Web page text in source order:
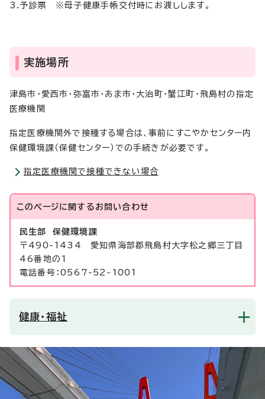
3.予診票 ※母子健康手帳交付時にお渡しします。
実施場所
津島市・愛西市・弥富市・あま市・大治町・蟹江町・飛島村の指定
医療機関
指定医療機関外で接種する場合は、事前にすこやかセンター内
保健環境課（保健センター）での手続きが必要です。
指定医療機関で接種できない場合
このページに関する お問い合わせ
民生部 保健環境課
〒490-1434 愛知県海部郡飛島村大字松之郷三丁目
46番地の1
電話番号：0567-52-1001
健康・福祉